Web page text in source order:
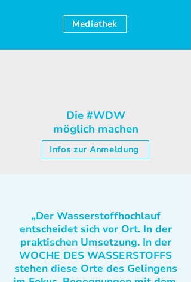
Mediathek
Die #WDW
möglich machen
Infos zur Anmeldung
„Der Wasserstoffhochlauf
entscheidet sich vor Ort. In der
praktischen Umsetzung. In der
WOCHE DES WASSERSTOFFS
stehen diese Orte des Gelingens